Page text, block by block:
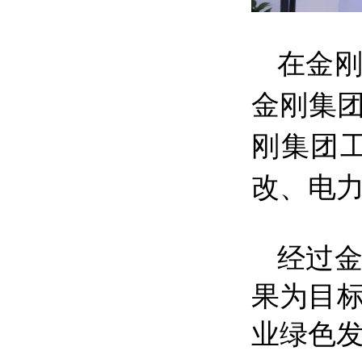
在金
金刚集
刚集团
改、电
经过
果为目
业绿色